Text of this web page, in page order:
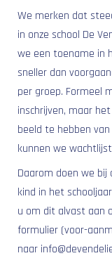
We merken dat
in onze school De
we een toename in
sneller dan
per groep. Formeel
inschrijven, maar
beeld te hebben
kunnen we
Daarom doen we
kind in het
u om dit alvast aan
formulier (voor-
naar